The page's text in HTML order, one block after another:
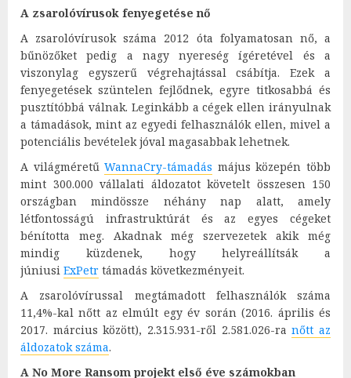
A zsarolóvírusok fenyegetése nő
A zsarolóvírusok száma 2012 óta folyamatosan nő, a
bűnözőket pedig a nagy nyereség ígéretével és a
viszonylag egyszerű végrehajtással csábítja. Ezek a
fenyegetések szüntelen fejlődnek, egyre titkosabbá és
pusztítóbbá válnak. Leginkább a cégek ellen irányulnak
a támadások, mint az egyedi felhasználók ellen, mivel a
potenciális bevételek jóval magasabbak lehetnek.
A világméretűWannaCry-támadás május közepén több
mint 300.000 vállalati áldozatot követelt összesen 150
országban mindössze néhány nap alatt, amely
létfontosságú infrastruktúrát és az egyes cégeket
bénította meg. Akadnak még szervezetek akik még
mindig küzdenek, hogy helyreállítsák a
júniusi ExPetr támadás következményeit.
A zsarolóvírussal megtámadott felhasználók száma
11,4%-kal nőtt az elmúlt egy év során (2016. április és
2017. március között), 2.315.931-ről 2.581.026-ranőtt az
áldozatok száma.
A No More Ransom projekt első éve számokban